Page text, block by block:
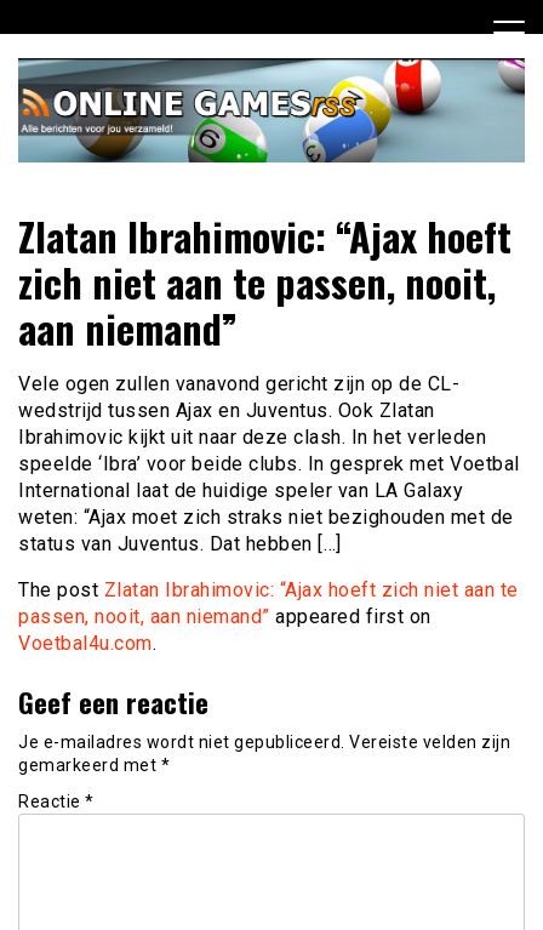
naar
inhoud
Online Games RSS
verzameld
Zlatan Ibrahimovic: “Ajax hoeft
zich niet aan te passen, nooit,
aan niemand”
Vele ogen zullen vanavond gericht zijn op de CL-
wedstrijd tussen Ajax en Juventus. Ook Zlatan
Ibrahimovic kijkt uit naar deze clash. In het verleden
speelde ‘Ibra’ voor beide clubs. In gesprek met Voetbal
International laat de huidige speler van LA Galaxy
weten: “Ajax moet zich straks niet bezighouden met de
status van Juventus. Dat hebben […]
The post Zlatan Ibrahimovic: “Ajax hoeft zich niet aan te
passen, nooit, aan niemand” appeared first on
Voetbal4u.com.
Geef een reactie
Je e-mailadres wordt niet gepubliceerd. Vereiste velden zijn
gemarkeerd met *
Reactie *